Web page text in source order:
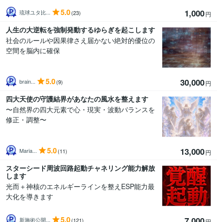
琉球ユタ比... 5.0(23) 1,000円
人生の大逆転を強制発動するゆらぎを起こします
社会のルールや因果律さえ届かない絶対的優位の
空間を脳内に確保
brain... 5.0(9) 30,000円
四大天使の守護結界があなたの風水を整えます
〜自然界の四大元素で心・現実・波動バランスを
修正・調整〜
Maria... 5.0(11) 13,000円
スターシード周波回路起動チャネリング能力解放
します
光而＋神核のエネルギーラインを整えESP能力最
大化を導きます
新施術公開... 5.0(121)